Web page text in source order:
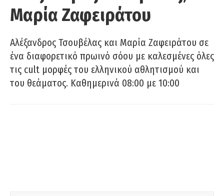
Μαρία Ζαφειράτου
Αλέξανδρος Τσουβέλας και Μαρία Ζαφειράτου σε
ένα διαφορετικό πρωινό σόου με καλεσμένες όλες
τις cult μορφές του ελληνικού αθλητισμού και
του θεάματος. Καθημερινά 08:00 με 10:00